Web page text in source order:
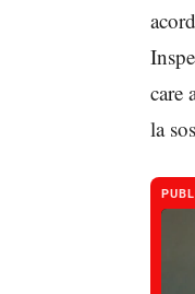
care
la